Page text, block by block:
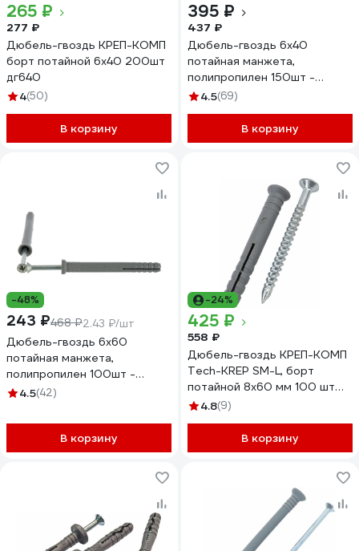
265 ₽
277 ₽
Дюбель-гвоздь КРЕП-КОМП
борт потайной 6х40 200шт
дг640
4(50)
В корзину
395 ₽
437 ₽
Дюбель-гвоздь 6х40
потайная манжета,
полипропилен 150шт -
ведро Tech-Krep 101466
4.5(69)
В корзину
-48%
243 ₽468 ₽2.43 ₽/шт
Дюбель-гвоздь 6х60
потайная манжета,
полипропилен 100шт -
ведро Tech-Krep 101468
4.5(42)
В корзину
-24%
425 ₽
558 ₽
Дюбель-гвоздь КРЕП-КОМП
Tech-KREP SM-L, борт
потайной 8х60 мм 100 шт
дг860птк
4.8(9)
В корзину